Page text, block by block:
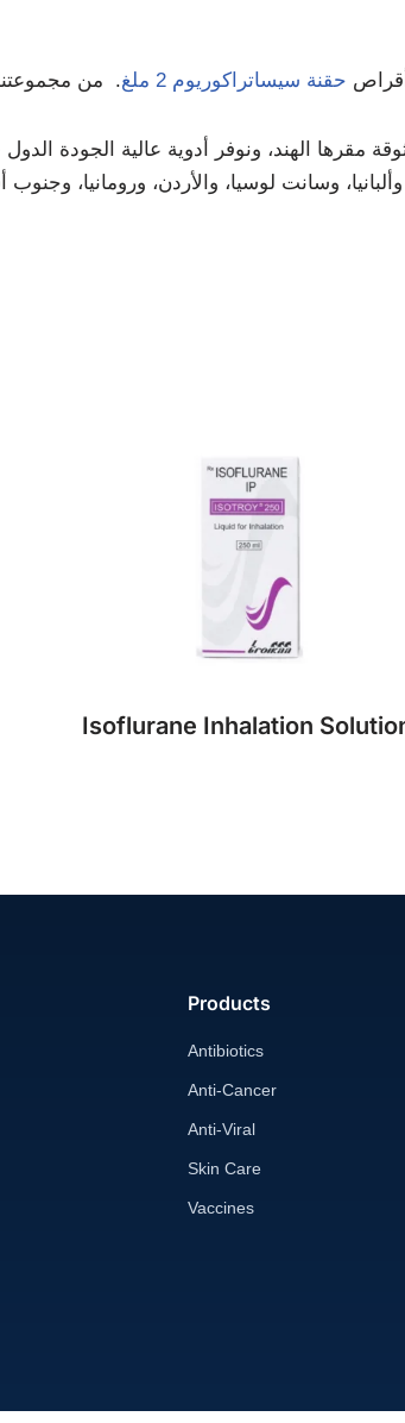
حقنة سيساتراكوريوم 2 ملغ . من
مقرها الهند، ونوفر أدوية عالية الجودة
Isoflurane Inhalation
Products
Antibiotics
Anti-Cancer
Anti-Viral
Skin Care
Vaccines